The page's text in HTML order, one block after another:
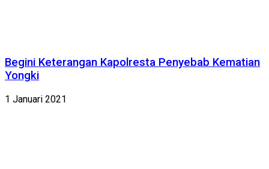
Begini Keterangan Kapolresta Penyebab Kematian
Yongki
1 Januari 2021